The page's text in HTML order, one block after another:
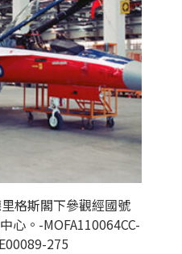
格斯閣下參觀經國號
心。-MOFA110064CC-
275